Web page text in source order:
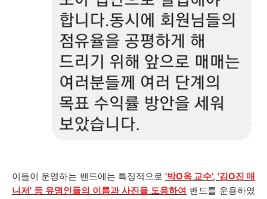
이들이 운영하는 밴드에는 특징적으로 '박O옥 교수', '김O진 매
니저' 등 유명인들의 이름과 사진을 도용하여 밴드를 운용하였